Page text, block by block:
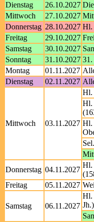
Dienstag
26.10.2027
Mittwoch
27.10.2027
Donnerstag 28.10.2027 Hl.
Freitag
29.10.2027
Samstag
30.10.2027
Sonntag
31.10.2027 31.
Montag
01.11.2027
Dienstag
02.11.2027
Mittwoch 03.11.2027
Hl.
Hl.
Hl.
Donnerstag 04.11.2027
Hl.
Freitag
05.11.2027
Samstag 06.11.2027
Hl.
Jh.)